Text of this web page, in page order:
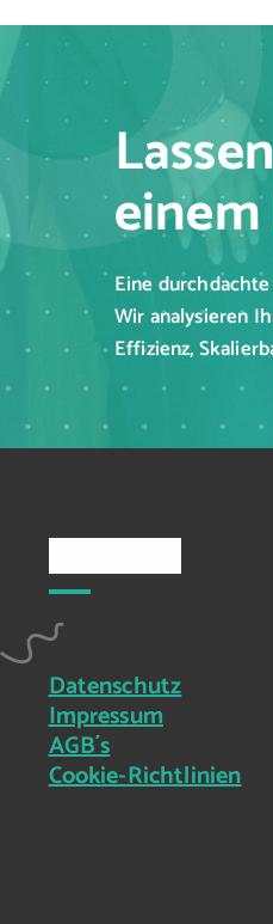
Eine
Wir analysieren
Effizienz,
Datenschutz
Impressum
AGB´s
Cookie-Richtlinien